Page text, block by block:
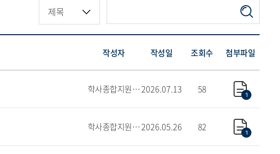
메뉴추가
작성자 작성일 조회수 첨부파일
학사종합지원센터(서울) 2026.07.13 58 1
학사종합지원센터 2026.05.26 82 1